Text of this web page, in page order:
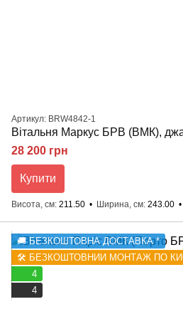
Артикул: BRW4842-1
Вітальня Маркус БРВ (ВМК),
28 200 грн
Купити
Висота, см 211.50 Ширина, см 243.00
🚚 БЕЗКОШТОВНА ДОСТАВКА *
🛠️ БЕЗКОШТОВНИЙ МОНТАЖ ПО
4
4